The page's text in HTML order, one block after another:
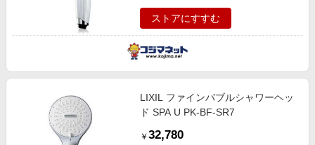
ストアにすすむ
LIXIL ファインバブルシャワーヘッ
ド SPA U PK-BF-SR7
￥ 32,780